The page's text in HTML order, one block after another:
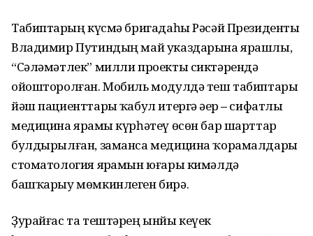
Табиптарҙың күсмә бригадаһы Рәсәй Президенты
Владимир Путиндың май указдарына ярашлы,
“Сәләмәтлек” милли проекты сиктәрендә
ойошторолған. Мобиль модулдә теш табиптары
йәш пациенттарҙы ҡабул итергә әҙер–сифатлы
медицина ярҙамы күрһәтеү өсөн бар шарттар
булдырылған, заманса медицина ҡорамалдары
стоматология ярҙамын юғары кимәлдә
башҡарыу мөмкинлеген бирә.
Ҙурайғас та тештәрең ынйы кеүек